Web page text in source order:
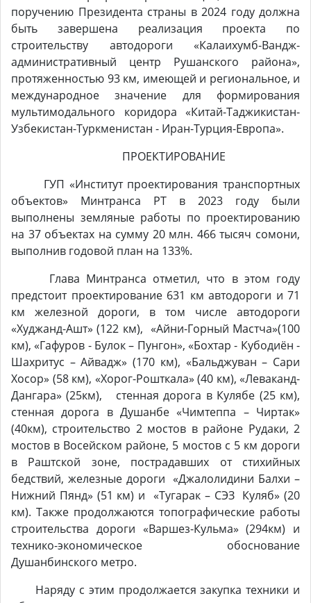
поручению Президента страны в 2024 году должна
быть завершена реализация проекта по
строительству автодороги «Калаихумб-Вандж-
административный центр Рушанского района»,
протяженностью 93 км, имеющей и региональное, и
международное значение для формирования
мультимодального коридора «Китай-Таджикистан-
Узбекистан-Туркменистан - Иран-Турция-Европа».
ПРОЕКТИРОВАНИЕ
ГУП «Институт проектирования транспортных
объектов» Минтранса РТ в 2023 году были
выполнены земляные работы по проектированию
на 37 объектах на сумму 20 млн. 466 тысяч сомони,
выполнив годовой план на 133%.
Глава Минтранса отметил, что в этом году
предстоит проектирование 631 км автодороги и 71
км железной дороги, в том числе автодороги
«Худжанд-Ашт» (122 км), «Айни-Горный Мастча»(100
км), «Гафуров - Булок – Пунгон», «Бохтар - Кубодиён -
Шахритус – Айвадж» (170 км), «Бальджуван – Сари
Хосор» (58 км), «Хорог-Рошткала» (40 км), «Леваканд-
Дангара» (25км), стенная дорога в Кулябе (25 км),
стенная дорога в Душанбе «Чимтеппа – Чиртак»
(40км), строительство 2 мостов в районе Рудаки, 2
мостов в Восейском районе, 5 мостов с 5 км дороги
в Раштской зоне, пострадавших от стихийных
бедствий, железные дороги «Джалолидини Балхи –
Нижний Пянд» (51 км) и «Тугарак – СЭЗ Куляб» (20
км). Также продолжаются топографические работы
строительства дороги «Варшез-Кульма» (294км) и
технико-экономическое обоснование
Душанбинского метро.
Наряду с этим продолжается закупка техники и